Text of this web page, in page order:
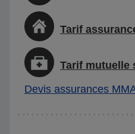
Tarif
Tarif mutuelle
Devis assurances